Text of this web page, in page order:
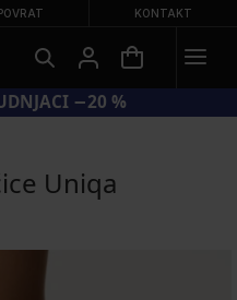
KONTAKT
−20 %
Uniqa